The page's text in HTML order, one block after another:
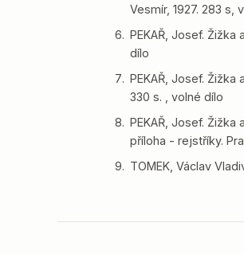
Vesmír, 1927. 283 s,
PEKAŘ, Josef. Žižka
dílo
PEKAŘ, Josef.
330 s. , volné dílo
PEKAŘ, Josef.
příloha - rejstříky.
TOMEK, Václav